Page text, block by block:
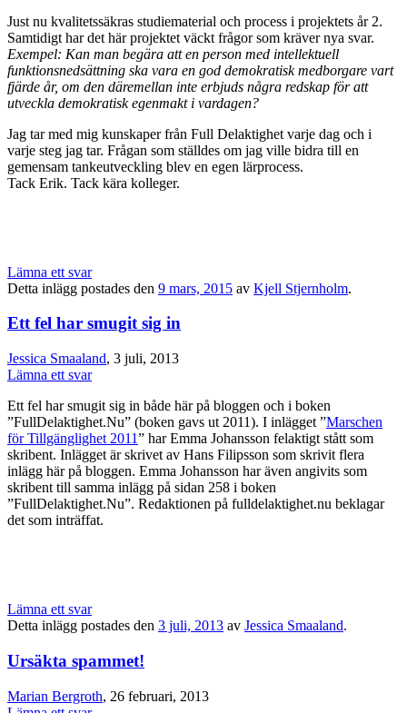
Just nu kvalitetssäkras studiematerial och process i projektets år 2.
Samtidigt har det här projektet väckt frågor som kräver nya svar.
Exempel: Kan man begära att en person med intellektuell
funktionsnedsättning ska vara en god demokratisk medborgare vart
fjärde år, om den däremellan inte erbjuds några redskap för att
utveckla demokratisk egenmakt i vardagen?
Jag tar med mig kunskaper från Full Delaktighet varje dag och i
varje steg jag tar. Frågan som ställdes om jag ville bidra till en
gemensam tankeutveckling blev en egen lärprocess.
Tack Erik. Tack kära kolleger.
Lämna ett svar
Detta inlägg postades den 9 mars, 2015 av Kjell Stjernholm.
Ett fel har smugit sig in
Jessica Smaaland, 3 juli, 2013
Lämna ett svar
Ett fel har smugit sig in både här på bloggen och i boken
”FullDelaktighet.Nu” (boken gavs ut 2011). I inlägget ”Marschen
för Tillgänglighet 2011” har Emma Johansson felaktigt stått som
skribent. Inlägget är skrivet av Hans Filipsson som skrivit flera
inlägg här på bloggen. Emma Johansson har även angivits som
skribent till samma inlägg på sidan 258 i boken
”FullDelaktighet.Nu”. Redaktionen på fulldelaktighet.nu beklagar
det som inträffat.
Lämna ett svar
Detta inlägg postades den 3 juli, 2013 av Jessica Smaaland.
Ursäkta spammet!
Marian Bergroth, 26 februari, 2013